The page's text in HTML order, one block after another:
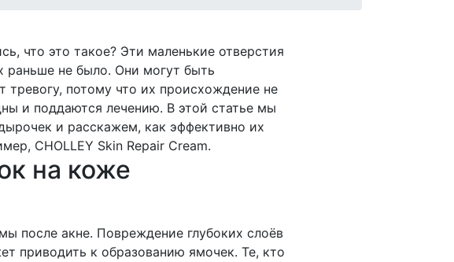
что это такое? Эти маленькие отверстия
раньше не было. Они могут быть
тревогу, потому что их происхождение не
и поддаются лечению. В этой статье мы
и расскажем, как эффективно их
CHOLLEY Skin Repair Cream.
на коже
после акне. Повреждение глубоких слоёв
приводить к образованию ямочек. Те, кто